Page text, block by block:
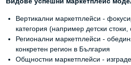
Вертикални маркетплейси -
категория (например детски
Регионални маркетплейси -
конкретен регион в България
Общностни маркетплейси -